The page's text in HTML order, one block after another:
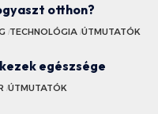
otthon?
TECHNOLÓGIA ÚTMUTATÓK
egészsége
ÚTMUTATÓK